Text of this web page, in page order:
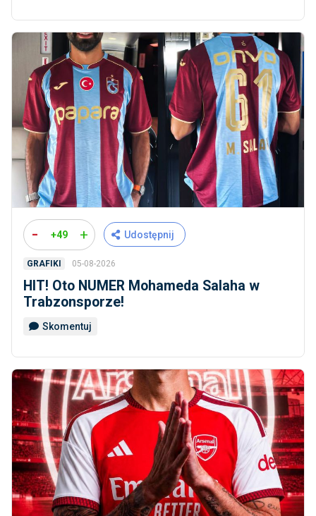
- +49 + Udostępnij
GRAFIKI 05-08-2026
HIT! Oto NUMER Mohameda Salaha w
Trabzonsporze!
Skomentuj